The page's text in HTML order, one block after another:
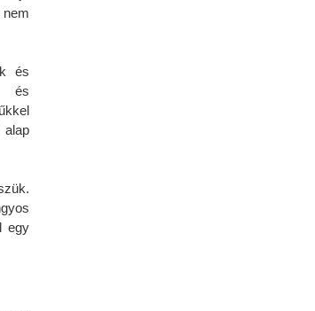
nem
és
és
egy